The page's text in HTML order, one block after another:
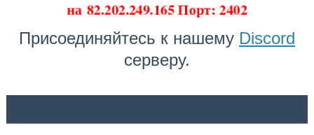
на 82.202.249.165 Порт: 2402
Присоединяйтесь к нашему Discord
серверу.